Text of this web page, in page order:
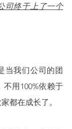
司终于上了一个
当我们公司的团
用100%依赖于
都在成长了。